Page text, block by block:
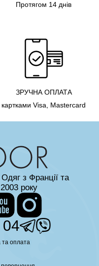
Протягом 14 днів
ЗРУЧНА ОПЛАТА
картками Visa, Mastercard
з Франції та
року
та оплата